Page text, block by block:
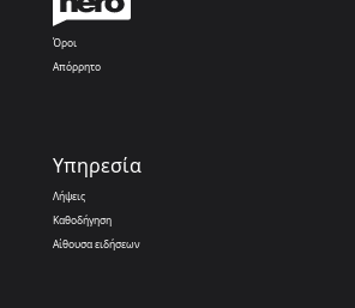
Όροι
Απόρρητο
Υπηρεσία
Λήψεις
Καθοδήγηση
Αίθουσα ειδήσεων